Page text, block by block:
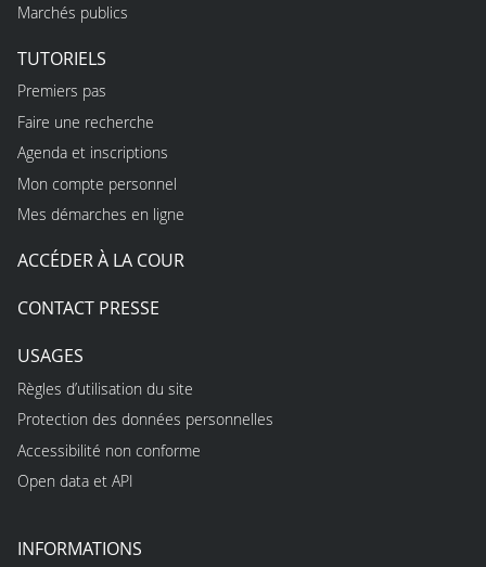
Marchés publics
TUTORIELS
Premiers pas
Faire une recherche
Agenda et inscriptions
Mon compte personnel
Mes démarches en ligne
ACCÉDER À LA COUR
CONTACT PRESSE
USAGES
Règles d’utilisation du site
Protection des données personnelles
Accessibilité non conforme
Open data et API
INFORMATIONS